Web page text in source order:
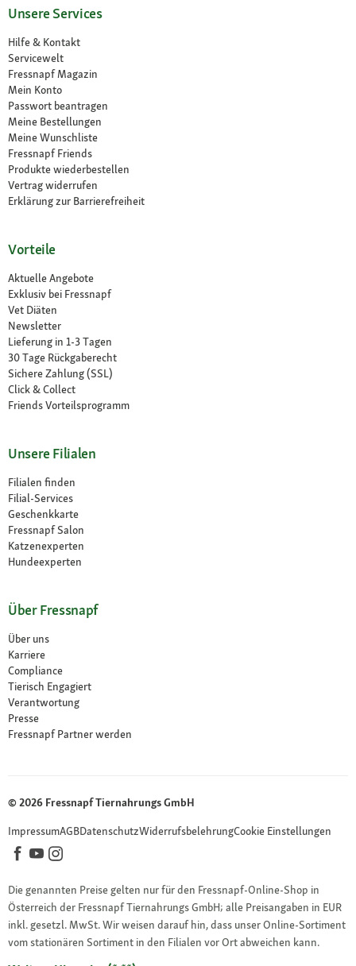
Unsere Services
Hilfe & Kontakt
Servicewelt
Fressnapf Magazin
Mein Konto
Passwort beantragen
Meine Bestellungen
Meine Wunschliste
Fressnapf Friends
Produkte wiederbestellen
Vertrag widerrufen
Erklärung zur Barrierefreiheit
Vorteile
Aktuelle Angebote
Exklusiv bei Fressnapf
Vet Diäten
Newsletter
Lieferung in 1-3 Tagen
30 Tage Rückgaberecht
Sichere Zahlung (SSL)
Click & Collect
Friends Vorteilsprogramm
Unsere Filialen
Filialen finden
Filial-Services
Geschenkkarte
Fressnapf Salon
Katzenexperten
Hundeexperten
Über Fressnapf
Über uns
Karriere
Compliance
Tierisch Engagiert
Verantwortung
Presse
Fressnapf Partner werden
© 2026 Fressnapf Tiernahrungs GmbH
ImpressumAGBDatenschutzWiderrufsbelehrungCookie Einstellungen
Die genannten Preise gelten nur für den Fressnapf-Online-Shop in
Österreich der Fressnapf Tiernahrungs GmbH; alle Preisangaben in EUR
inkl. gesetzl. MwSt. Wir weisen darauf hin, dass unser Online-Sortiment
vom stationären Sortiment in den Filialen vor Ort abweichen kann.